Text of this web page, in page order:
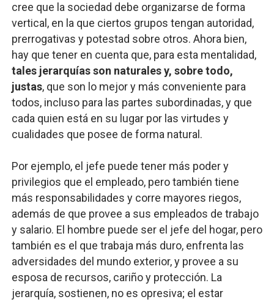
cree que la sociedad debe organizarse de forma
vertical, en la que ciertos grupos tengan autoridad,
prerrogativas y potestad sobre otros. Ahora bien,
hay que tener en cuenta que, para esta mentalidad,
tales jerarquías son naturales y, sobre todo,
justas, que son lo mejor y más conveniente para
todos, incluso para las partes subordinadas, y que
cada quien está en su lugar por las virtudes y
cualidades que posee de forma natural.
Por ejemplo, el jefe puede tener más poder y
privilegios que el empleado, pero también tiene
más responsabilidades y corre mayores riegos,
además de que provee a sus empleados de trabajo
y salario. El hombre puede ser el jefe del hogar, pero
también es el que trabaja más duro, enfrenta las
adversidades del mundo exterior, y provee a su
esposa de recursos, cariño y protección. La
jerarquía, sostienen, no es opresiva; el estar